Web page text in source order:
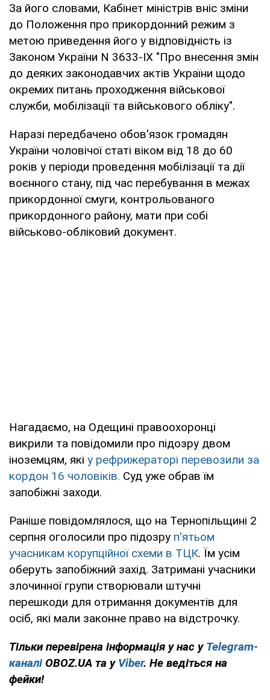
За його словами, Кабінет міністрів вніс зміни
до Положення про прикордонний режим з
метою приведення його у відповідність із
Законом України N 3633-IX "Про внесення змін
до деяких законодавчих актів України щодо
окремих питань проходження військової
служби, мобілізації та військового обліку".
Наразі передбачено обов'язок громадян
України чоловічої статі віком від 18 до 60
років у періоди проведення мобілізації та дії
воєнного стану, під час перебування в межах
прикордонної смуги, контрольованого
прикордонного району, мати при собі
військово-обліковий документ.
Нагадаємо, на Одещині правоохоронці
викрили та повідомили про підозру двом
іноземцям, які у рефрижераторі перевозили за
кордон 16 чоловіків. Суд уже обрав їм
запобіжні заходи.
Раніше повідомлялося, що на Тернопільщині 2
серпня оголосили про підозру п'ятьом
учасникам корупційної схеми в ТЦК. Їм усім
оберуть запобіжний захід. Затримані учасники
злочинної групи створювали штучні
перешкоди для отримання документів для
осіб, які мали законне право на відстрочку.
Тільки перевірена інформація у нас у Telegram-
каналі OBOZ.UA та у Viber. Не ведіться на
фейки!